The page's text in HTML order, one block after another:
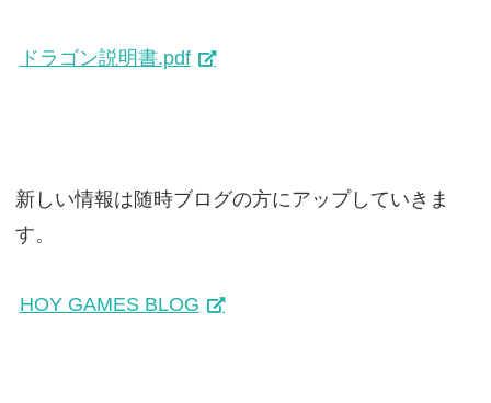
ドラゴン説明書.pdf
新しい情報は随時ブログの方にアップしていきま
す。
HOY GAMES BLOG